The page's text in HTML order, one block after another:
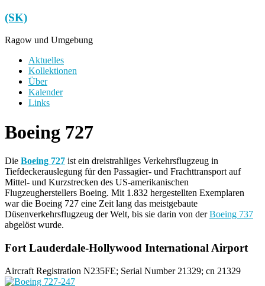
Zum
Inhalt
springen
(SK)
Ragow und Umgebung
Menü
Aktuelles
Kollektionen
Über
Kalender
Links
Boeing 727
Die Boeing 727 ist ein dreistrahliges Verkehrsflugzeug in
Tiefdeckerauslegung für den Passagier- und Frachttransport auf
Mittel- und Kurzstrecken des US-amerikanischen
Flugzeugherstellers Boeing. Mit 1.832 hergestellten Exemplaren
war die Boeing 727 eine Zeit lang das meistgebaute
Düsenverkehrsflugzeug der Welt, bis sie darin von derBoeing 737
abgelöst wurde.
Fort Lauderdale-Hollywood International Airport
Aircraft Registration N235FE; Serial Number 21329; cn 21329